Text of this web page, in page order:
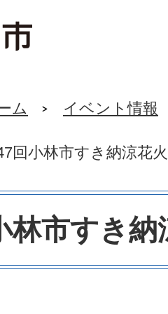
ム イベント情報
回小林市すき納涼花
林市すき納